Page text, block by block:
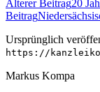
Älterer Beitrag20
Beitrag
Ursprünglich
https://
Markus Kompa